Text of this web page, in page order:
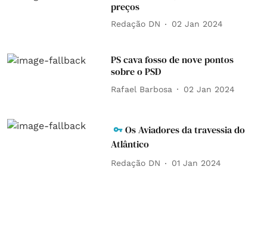
preços
Redação DN 02 Jan 2024
PS cava fosso de nove pontos
sobre o PSD
Rafael Barbosa 02 Jan 2024
Os Aviadores da travessia do
Atlântico
Redação DN 01 Jan 2024